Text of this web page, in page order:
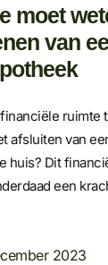
moet
van
ruimte
afsluiten van
huis? Dit
een
2023